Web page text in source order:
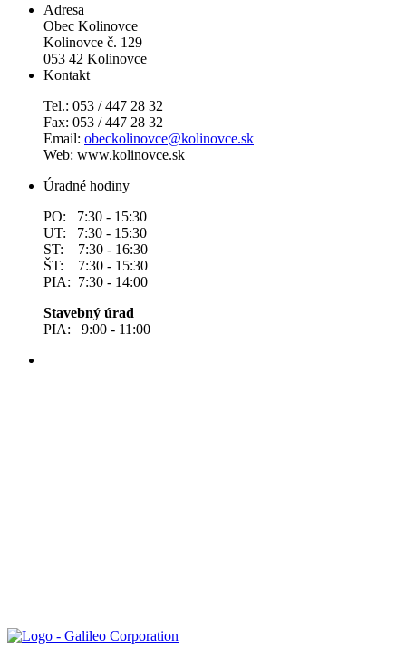
Adresa
Obec Kolinovce
Kolinovce č. 129
053 42 Kolinovce
Kontakt
Tel.: 053 / 447 28 32
Fax: 053 / 447 28 32
Email: obeckolinovce@kolinovce.sk
Web: www.kolinovce.sk
Úradné hodiny
PO: 7:30 - 15:30
UT: 7:30 - 15:30
ST: 7:30 - 16:30
ŠT: 7:30 - 15:30
PIA: 7:30 - 14:00
Stavebný úrad
PIA: 9:00 - 11:00